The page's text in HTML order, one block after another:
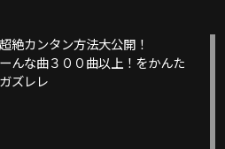
絶カンタン方法大公開！
んな曲３００曲以上！をかんた
ズレレ